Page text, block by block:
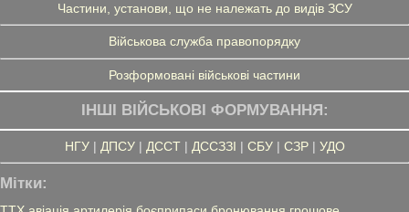
Частини, установи, що не належать до видів ЗСУ
Військова служба правопорядку
Розформовані військові частини
ІНШІ ВІЙСЬКОВІ ФОРМУВАННЯ:
НГУ| ДПСУ| ДССТ| ДССЗЗІ | СБУ| СЗР| УДО
Мітки: